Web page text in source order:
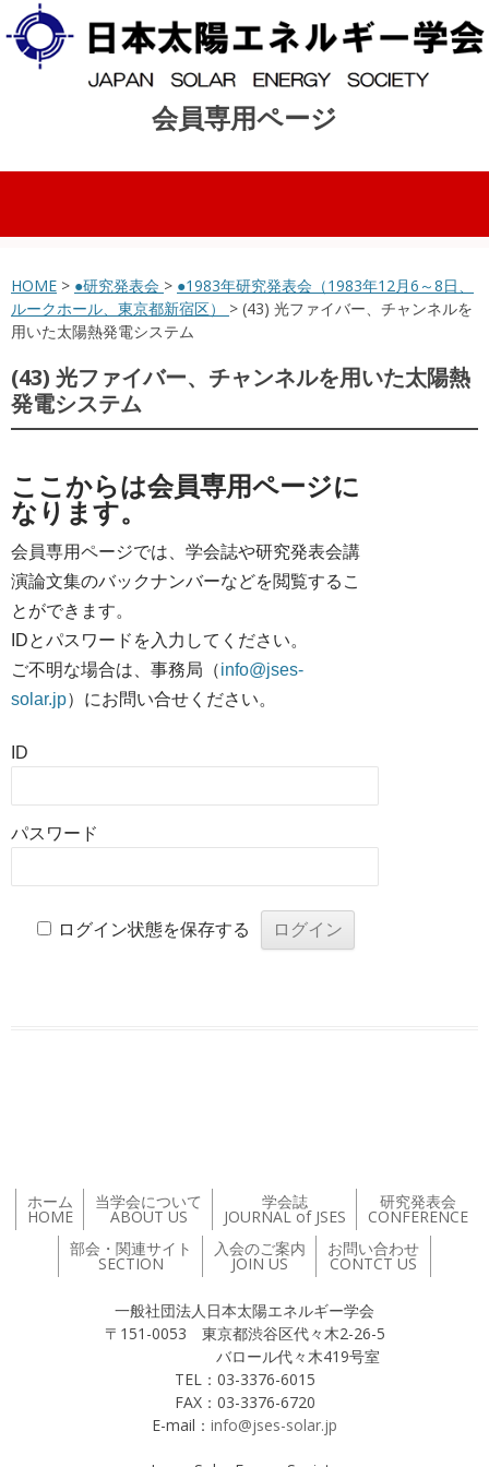
会員専用ページ
コンテンツへスキップ
HOME > ●研究発表会 > ●1983年研究発表会（1983年12月6～8日、
ルークホール、東京都新宿区） > (43) 光ファイバー、チャンネルを
用いた太陽熱発電システム
(43) 光ファイバー、チャンネルを用いた太陽熱
発電システム
ここからは会員専用ページに
なります。
会員専用ページでは、学会誌や研究発表会講
演論文集のバックナンバーなどを閲覧するこ
とができます。
IDとパスワードを入力してください。
ご不明な場合は、事務局（info@jses-
solar.jp）にお問い合せください。
ID
パスワード
ログイン状態を保存する
ホーム
HOME
当学会について
ABOUT US
学会誌
JOURNAL of JSES
研究発表会
CONFERENCE
部会・関連サイト
SECTION
入会のご案内
JOIN US
お問い合わせ
CONTCT US
一般社団法人日本太陽エネルギー学会
〒151-0053 東京都渋谷区代々木2-26-5
バロール代々木419号室
TEL：03-3376-6015
FAX：03-3376-6720
E-mail： info@jses-solar.jp